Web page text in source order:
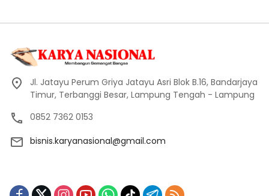
Jl. Jatayu Perum Griya Jatayu Asri Blok B.16, Bandarjaya
Timur, Terbanggi Besar, Lampung Tengah - Lampung
0852 7362 0153
bisnis.karyanasional@gmail.com